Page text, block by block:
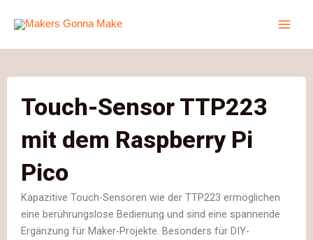
Inhalt
Touch-Sensor TTP223
mit dem Raspberry Pi
Pico
Kapazitive Touch-Sensoren wie der TTP223 ermöglichen
eine berührungslose Bedienung und sind eine spannende
Ergänzung für Maker-Projekte. Besonders für DIY-